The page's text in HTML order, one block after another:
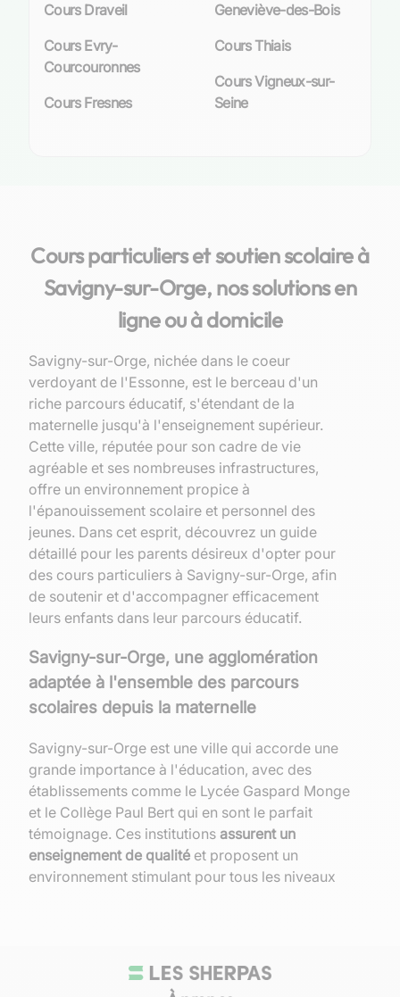
Cours Draveil
Cours Evry-
Courcouronnes
Cours Fresnes
Geneviève-des-Bois
Cours Thiais
Cours Vigneux-sur-
Seine
Cours particuliers et soutien scolaire à
Savigny-sur-Orge, nos solutions en
ligne ou à domicile
Savigny-sur-Orge, nichée dans le coeur
verdoyant de l'Essonne, est le berceau d'un
riche parcours éducatif, s'étendant de la
maternelle jusqu'à l'enseignement supérieur.
Cette ville, réputée pour son cadre de vie
agréable et ses nombreuses infrastructures,
offre un environnement propice à
l'épanouissement scolaire et personnel des
jeunes. Dans cet esprit, découvrez un guide
détaillé pour les parents désireux d'opter pour
des cours particuliers à Savigny-sur-Orge, afin
de soutenir et d'accompagner efficacement
leurs enfants dans leur parcours éducatif.
Savigny-sur-Orge, une agglomération
adaptée à l'ensemble des parcours
scolaires depuis la maternelle
Savigny-sur-Orge est une ville qui accorde une
grande importance à l'éducation, avec des
établissements comme le Lycée Gaspard Monge
et le Collège Paul Bert qui en sont le parfait
témoignage. Ces institutions assurent un
enseignement de qualité et proposent un
environnement stimulant pour tous les niveaux
culturels sont régulièrement organisés. Ces lieux